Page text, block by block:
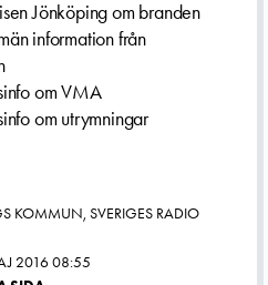
Jönköping om branden
information från
om VMA
om utrymningar
KOMMUN, SVERIGES RADIO
2016 08:55